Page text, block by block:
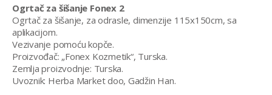
Ogrtač za šišanje Fonex 2
Ogrtač za šišanje, za odrasle, dimenzije 115x150cm, sa
aplikacijom.
Vezivanje pomoću kopče.
Proizvođač: „Fonex Kozmetik“, Turska.
Zemlja proizvodnje: Turska.
Uvoznik: Herba Market doo, Gadžin Han.